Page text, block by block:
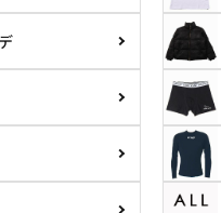
円
並び順